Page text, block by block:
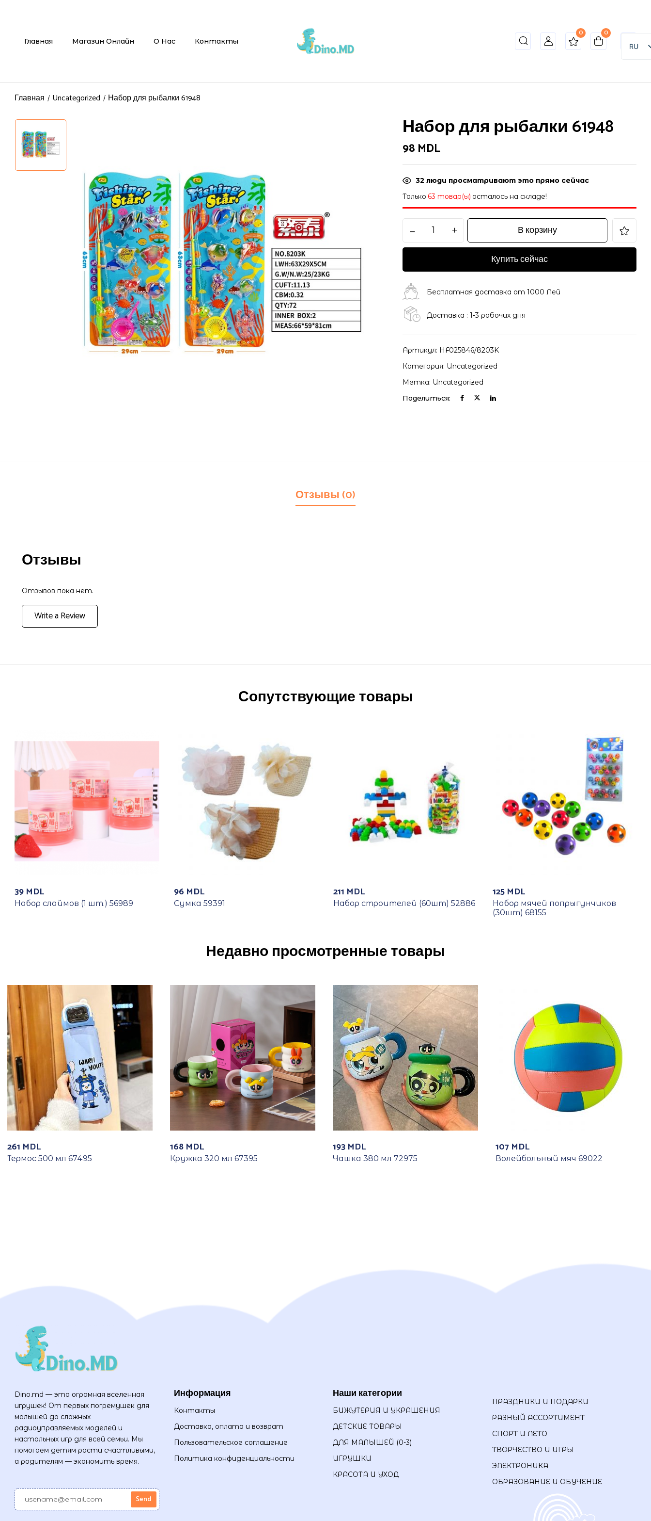
Главная Магазин Онлайн О Нас Контакты
0 0
RU
Главная Uncategorized Набор для рыбалки 61948
Набор для рыбалки 61948
98 MDL
32 люди просматривают это прямо сейчас
Только 63 товар(ы) осталось на складе!
В корзину
Купить сейчас
Бесплатная доставка от 1000 Лей
Доставка : 1-3 рабочих дня
Артикул: HF025846/8203K
Категория: Uncategorized
Метка: Uncategorized
Поделиться:
Отзывы (0)
Отзывы
Отзывов пока нет.
Write a Review
Be the first to review “Набор для рыбалки 61948”
Ваша оценка
Сохранить моё имя, email и адрес сайта в этом браузере для последующих
моих комментариев.
Сопутствующие товары
39 MDL
Набор слаймов (1 шт.) 56989
96 MDL
Сумка 59391
211 MDL
Набор строителей (60шт) 52886
125 MDL
Набор мячей попрыгунчиков
(30шт) 68155
Недавно просмотренные товары
261 MDL
Термос 500 мл 67495
168 MDL
Кружка 320 мл 67395
193 MDL
Чашка 380 мл 72975
107 MDL
Волейбольный мяч 69022
Dino.md — это огромная вселенная
игрушек! От первых погремушек для
малышей до сложных
радиоуправляемых моделей и
настольных игр для всей семьи. Мы
помогаем детям расти счастливыми,
а родителям — экономить время.
Информация
Контакты
Доставка, оплата и возврат
Пользовательское соглашение
Политика конфиденциальности
Наши категории
БИЖУТЕРИЯ И УКРАШЕНИЯ
ДЕТСКИЕ ТОВАРЫ
ДЛЯ МАЛЫШЕЙ (0-3)
ИГРУШКИ
КРАСОТА И УХОД
ПРАЗДНИКИ И ПОДАРКИ
РАЗНЫЙ АССОРТИМЕНТ
СПОРТ И ЛЕТО
ТВОРЧЕСТВО И ИГРЫ
ЭЛЕКТРОНИКА
ОБРАЗОВАНИЕ И ОБУЧЕНИЕ